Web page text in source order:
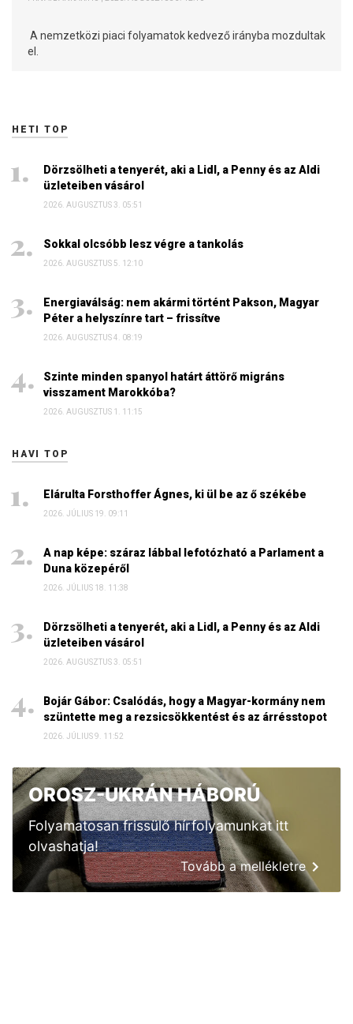
A nemzetközi piaci folyamatok kedvező irányba mozdultak
el.
HETI TOP
Dörzsölheti a tenyerét, aki a Lidl, a Penny és az Aldi
üzleteiben vásárol
2026. AUGUSZTUS 3. 05:51
Sokkal olcsóbb lesz végre a tankolás
2026. AUGUSZTUS 5. 12:10
Energiaválság: nem akármi történt Pakson, Magyar
Péter a helyszínre tart – frissítve
2026. AUGUSZTUS 4. 08:19
Szinte minden spanyol határt áttörő migráns
visszament Marokkóba?
2026. AUGUSZTUS 1. 11:15
HAVI TOP
Elárulta Forsthoffer Ágnes, ki ül be az ő székébe
2026. JÚLIUS 19. 09:11
A nap képe: száraz lábbal lefotózható a Parlament a
Duna közepéről
2026. JÚLIUS 18. 11:38
Dörzsölheti a tenyerét, aki a Lidl, a Penny és az Aldi
üzleteiben vásárol
2026. AUGUSZTUS 3. 05:51
Bojár Gábor: Csalódás, hogy a Magyar-kormány nem
szüntette meg a rezsicsökkentést és az árrésstopot
2026. JÚLIUS 9. 11:52
OROSZ-UKRÁN HÁBORÚ
Folyamatosan frissülő hírfolyamunkat itt
olvashatja!
Tovább a mellékletre